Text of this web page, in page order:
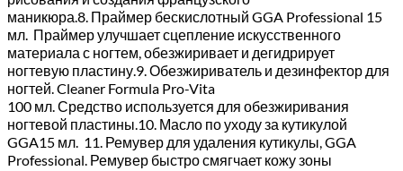
маникюра.8. Праймер бескислотный GGA Professional 15
мл. Праймер улучшает сцепление искусственного
материала с ногтем, обезжиривает и дегидрирует
ногтевую пластину.9. Обезжириватель и дезинфектор для
ногтей. Cleaner Formula Pro-Vita
100 мл. Средство используется для обезжиривания
ногтевой пластины.10. Масло по уходу за кутикулой
GGA15 мл. 11. Ремувер для удаления кутикулы, GGA
Professional. Ремувер быстро смягчает кожу зоны